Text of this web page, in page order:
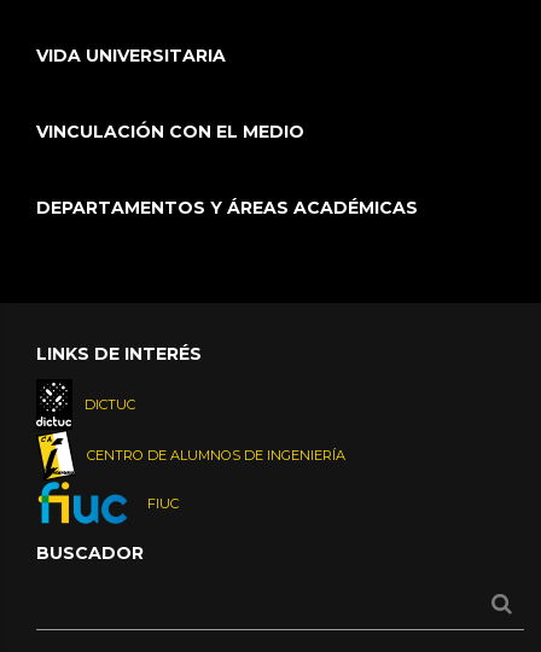
VIDA UNIVERSITARIA
VINCULACIÓN CON EL MEDIO
DEPARTAMENTOS Y ÁREAS ACADÉMICAS
LINKS DE INTERÉS
DICTUC
CENTRO DE ALUMNOS DE INGENIERÍA
FIUC
BUSCADOR